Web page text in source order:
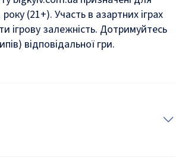
(21+). Участь в азартних іграх
ігрову залежність. Дотримуйтесь
відповідальної гри.